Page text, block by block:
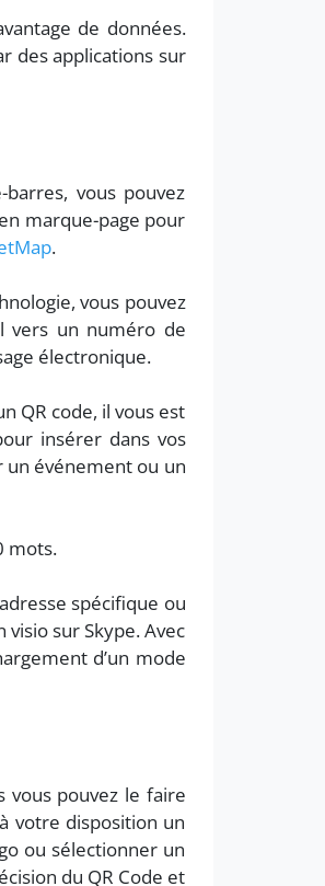
de données.
des applications sur
vous pouvez
marque-page pour
.
vous pouvez
vers un numéro de
électronique.
QR code, il vous est
insérer dans vos
un événement ou un
mots.
spécifique ou
sur Skype. Avec
d’un mode
vous pouvez le faire
votre disposition un
ou sélectionner un
du QR Code et